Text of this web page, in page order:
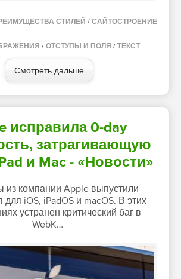
СТИЛЕЙ / САЙТОСТРОЕНИЕ
/ ОТСТУПЫ И ПОЛЯ / ТЕКСТ
Смотреть дальше
исправила 0-day
затрагивающую
и Mac - «Новости»
компании Apple выпустили
iOS, iPadOS и macOS. В этих
устранен критический баг в
WebK…